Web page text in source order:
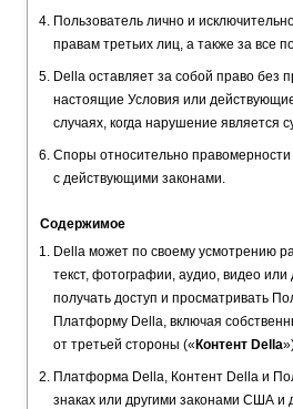
Пользователь лично и
правам третьих лиц, а также за все
Della оставляет за собой право без
настоящие Условия или
случаях, когда нарушение является
Споры относительно правомерности
с действующими законами.
Содержимое
Della может по своему усмотрению
текст, фотографии, аудио, видео
получать доступ и просматривать
Платформу Della, включая
от третьей стороны (« Контент Della
Платформа Della, Контент Della и
знаках или другими законами США и